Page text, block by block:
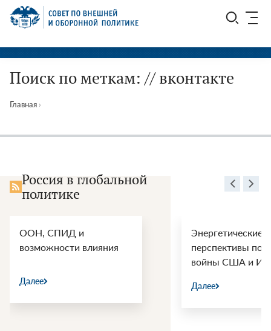
Перейти
СВОП
Поиск по меткам: // вконтакте
Главная ›
Россия в глобальной
политике
ООН, СПИД и
возможности влияния
Далее
Энергетические
перспективы
войны США и
Далее